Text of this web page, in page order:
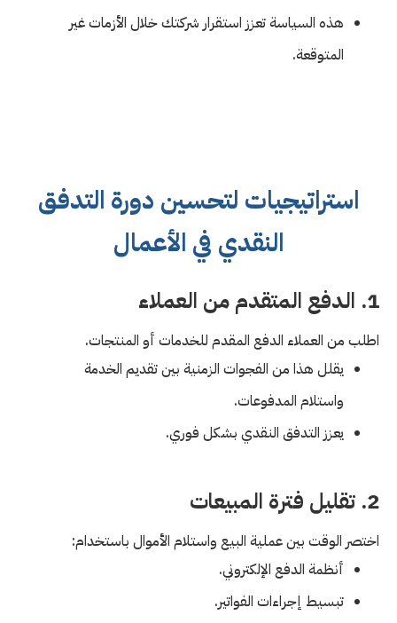
هذه السياسة تعزز استقرار شركتك خلال الأزمات غير
المتوقعة.
استراتيجيات لتحسين دورة التدفق
النقدي في الأعمال
1. الدفع المتقدم من العملاء
اطلب من العملاء الدفع المقدم للخدمات أو المنتجات.
يقلل هذا من الفجوات الزمنية بين تقديم الخدمة
واستلام المدفوعات.
يعزز التدفق النقدي بشكل فوري.
2. تقليل فترة المبيعات
اختصر الوقت بين عملية البيع واستلام الأموال باستخدام:
أنظمة الدفع الإلكتروني.
تبسيط إجراءات الفواتير.